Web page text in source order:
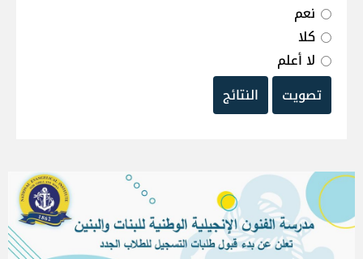
نعم
كلا
لا أعلم
تصويت
النتائج